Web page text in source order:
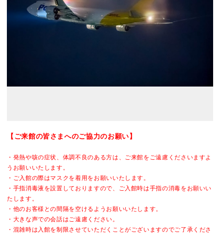
【ご来館の皆さまへのご協力のお願い】
・発熱や咳の症状、体調不良のある方は、ご来館をご遠慮くださいますよ
うお願いいたします。
・ご入館の際はマスクを着用をお願いいたします。
・手指消毒液を設置しておりますので、ご入館時は手指の消毒をお願いい
たします。
・他のお客様との間隔を空けるようお願いいたします。
・大きな声での会話はご遠慮ください。
・混雑時は入館を制限させていただくことがございますのでご了承くださ